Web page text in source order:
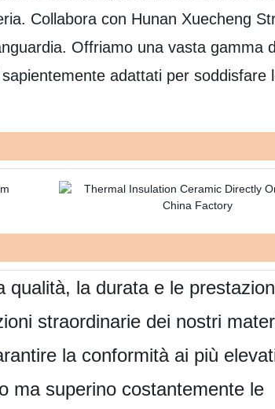
Collabora con Hunan Xuecheng
Offriamo una vasta gamma
adattati per soddisfare
qualità, la durata e le
straordinarie dei nostri
la conformità ai più
ma superino costantemente le